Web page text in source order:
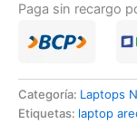
Paga sin recargo
Categoría: Laptops
Etiquetas: laptop